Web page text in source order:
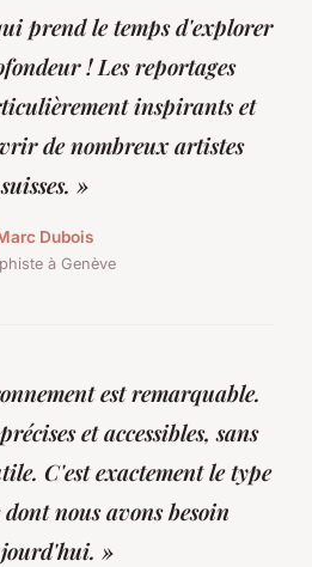
prend le temps d'explorer
! Les reportages
inspirants et
de nombreux artistes
suisses. »
Dubois
à Genève
est remarquable.
et accessibles, sans
C'est exactement le type
nous avons besoin
»